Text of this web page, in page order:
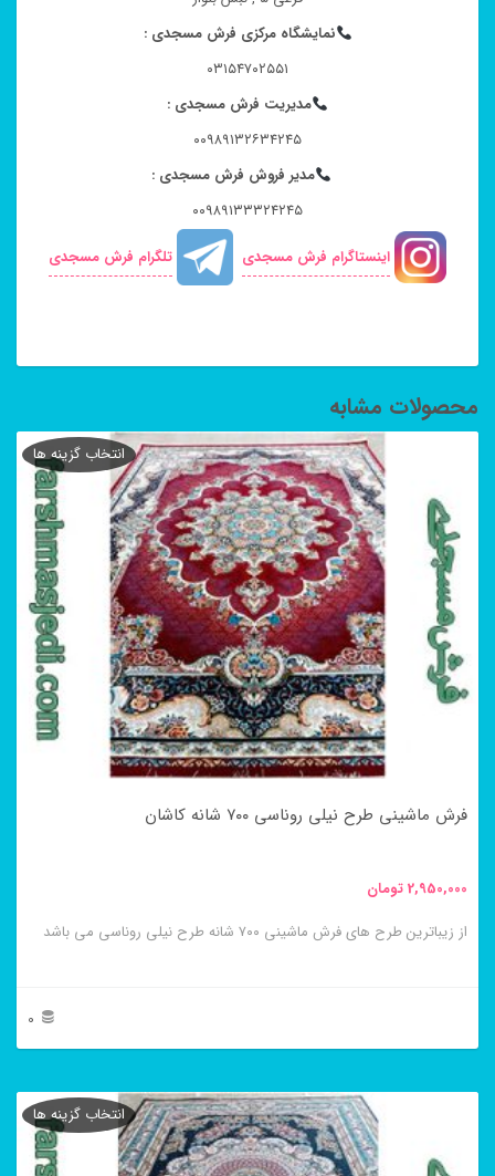
نمایشگاه مرکزی فرش مسجدی :
۰۳۱۵۴۷۰۲۵۵۱
مدیریت فرش مسجدی :
۰۰۹۸۹۱۳۲۶۳۴۲۴۵
مدیر فروش فرش مسجدی :
۰۰۹۸۹۱۳۳۳۲۴۲۴۵
اینستاگرام فرش مسجدی
تلگرام فرش مسجدی
محصولات مشابه
فرش ماشینی طرح نیلی روناسی ۷۰۰ شانه کاشان
2,950,000تومان
از زیباترین طرح های فرش ماشینی ۷۰۰ شانه طرح نیلی روناسی می باشد
0
انتخاب گزینه ها
محصول
انتخاب گزینه ها